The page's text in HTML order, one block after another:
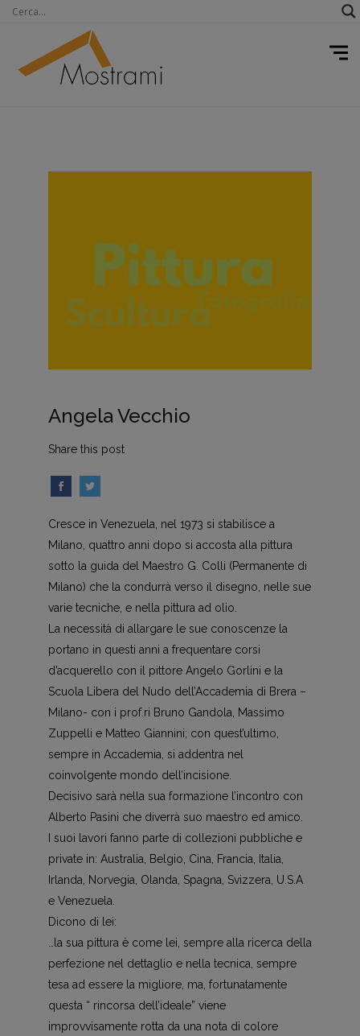
Angela Vecchio
Share this post
Cresce in Venezuela, nel 1973 si stabilisce a
Milano, quattro anni dopo si accosta alla pittura
sotto la guida del Maestro G. Colli (Permanente di
Milano) che la condurrà verso il disegno, nelle sue
varie tecniche, e nella pittura ad olio.
La necessità di allargare le sue conoscenze la
portano in questi anni a frequentare corsi
d’acquerello con il pittore Angelo Gorlini e la
Scuola Libera del Nudo dell’Accademia di Brera –
Milano- con i prof.ri Bruno Gandola, Massimo
Zuppelli e Matteo Giannini; con quest’ultimo,
sempre in Accademia, si addentra nel
coinvolgente mondo dell’incisione.
Decisivo sarà nella sua formazione l’incontro con
Alberto Pasini che diverrà suo maestro ed amico.
I suoi lavori fanno parte di collezioni pubbliche e
private in: Australia, Belgio, Cina, Francia, Italia,
Irlanda, Norvegia, Olanda, Spagna, Svizzera, U.S.A
e Venezuela.
Dicono di lei:
…la sua pittura è come lei, sempre alla ricerca della
perfezione nel dettaglio e nella tecnica, sempre
tesa ad essere la migliore, ma, fortunatamente
questa “ rincorsa dell’ideale” viene
improvvisamente rotta da una nota di colore